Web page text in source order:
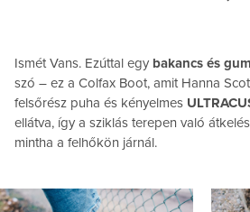
Ismét Vans. Ezúttal egy bakancs és
szó – ez a Colfax Boot, amit Hanna
felsőrész puha és kényelmes
ellátva, így a sziklás terepen való
mintha a felhőkön járnál.